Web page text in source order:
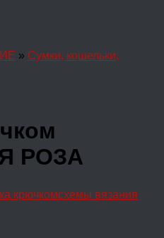
» Сумки, кошельки,
РОЗА
крючкомсхемы вязания